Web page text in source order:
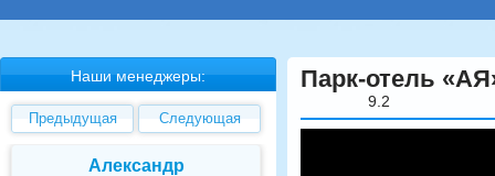
Наши менеджеры:
Предыдущая Следующая
Анна Дергачева
Парк-отель
9.2